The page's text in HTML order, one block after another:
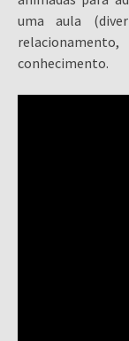
uma aula
conhecimento.